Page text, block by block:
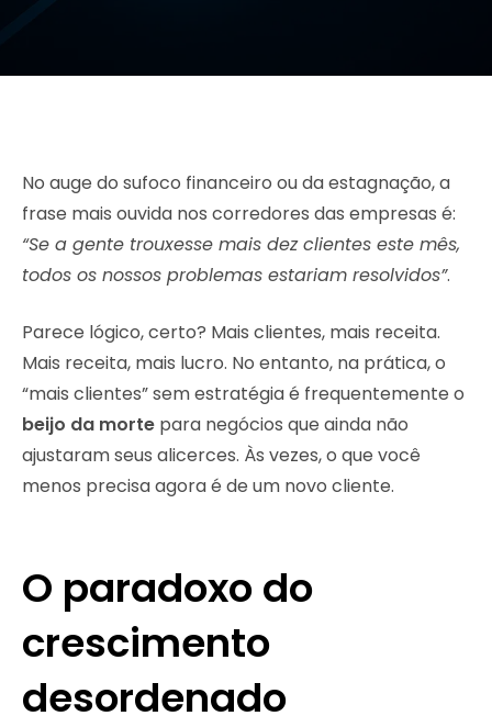
No auge do sufoco financeiro ou da estagnação, a
frase mais ouvida nos corredores das empresas é:
“Se a gente trouxesse mais dez clientes este mês,
todos os nossos problemas estariam resolvidos”.
Parece lógico, certo? Mais clientes, mais receita.
Mais receita, mais lucro. No entanto, na prática, o
“mais clientes” sem estratégia é frequentemente o
beijo da morte para negócios que ainda não
ajustaram seus alicerces. Às vezes, o que você
menos precisa agora é de um novo cliente.
O paradoxo do
crescimento
desordenado